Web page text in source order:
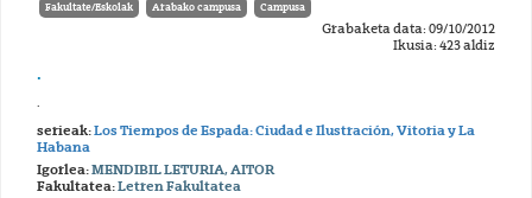
Fakultate/Eskolak Arabako campusa Campusa
Grabaketa data: 09/10/2012
Ikusia: 423 aldiz
.
.
serieak:Los Tiempos de Espada: Ciudad e Ilustración, Vitoria y La
Habana
Igorlea:MENDIBIL LETURIA, AITOR
Fakultatea:Letren Fakultatea